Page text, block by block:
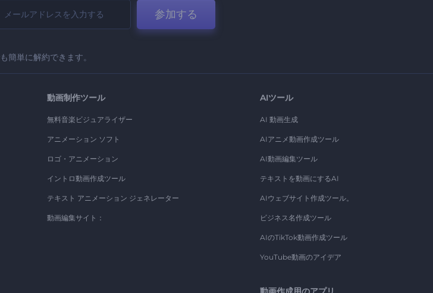
参加する
簡単に解約できます。
動画制作ツール
無料音楽ビジュアライザー
アニメーション ソフト
ロゴ・アニメーション
イントロ動画作成ツール
テキスト アニメーション ジェネレーター
動画編集サイト：
AIツール
AI 動画生成
AIアニメ動画作成ツール
AI動画編集ツール
テキストを動画にするAI
AIウェブサイト作成ツール。
ビジネス名作成ツール
AIのTikTok動画作成ツール
YouTube動画のアイデア